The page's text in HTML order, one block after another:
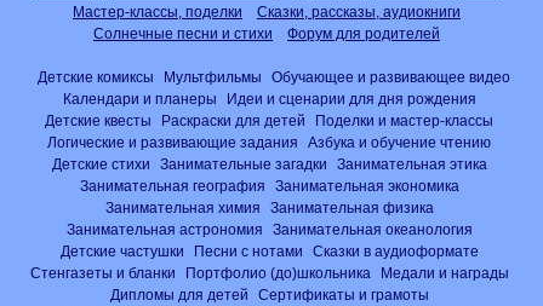
Мастер-классы, поделки
Сказки, рассказы, аудиокниги
Солнечные песни и стихи
Форум для родителей
Детские комиксы Мультфильмы
Обучающее и развивающее видео
Календари и планеры
Идеи и сценарии для дня рождения
Детские квесты
Раскраски для детей
Поделки и мастер-классы
Логические и развивающие задания
Азбука и обучение чтению
Детские стихи
Занимательные загадки
Занимательная этика
Занимательная география
Занимательная экономика
Занимательная химия
Занимательная физика
Занимательная астрономия
Занимательная океанология
Детские частушки
Песни с нотами
Сказки в аудиоформате
Стенгазеты и бланки
Портфолио (до)школьника
Медали и награды
Дипломы для детей
Сертификаты и грамоты